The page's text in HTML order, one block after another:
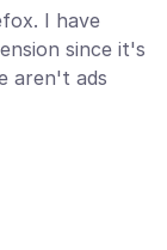
I have
since it's
aren't ads